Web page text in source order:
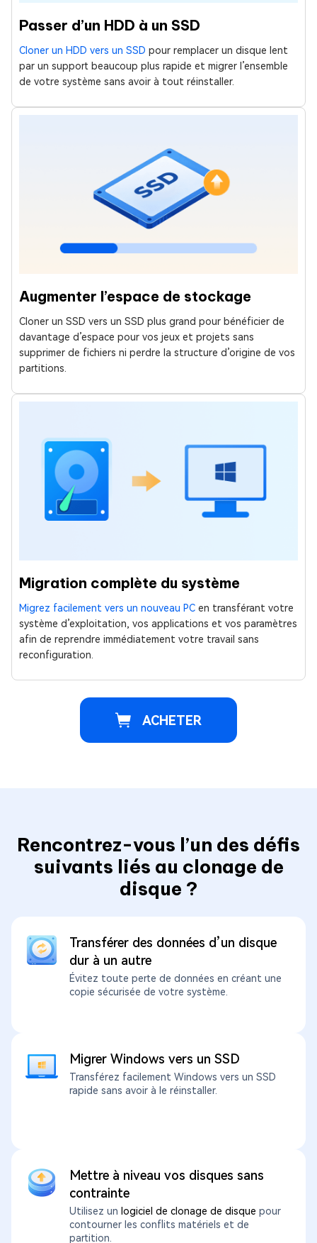
Passer d’un HDD à un SSD
Cloner un HDD vers un SSD pour remplacer un disque lent
par un support beaucoup plus rapide et migrer l’ensemble
de votre système sans avoir à tout réinstaller.
Augmenter l’espace de stockage
Cloner un SSD vers un SSD plus grand pour bénéficier de
davantage d’espace pour vos jeux et projets sans
supprimer de fichiers ni perdre la structure d’origine de vos
partitions.
Migration complète du système
Migrez facilement vers un nouveau PC en transférant votre
système d’exploitation, vos applications et vos paramètres
afin de reprendre immédiatement votre travail sans
reconfiguration.
ACHETER
Rencontrez-vous l’un des défis
suivants liés au clonage de
disque ?
Transférer des données d’un disque
dur à un autre
Évitez toute perte de données en créant une
copie sécurisée de votre système.
Migrer Windows vers un SSD
Transférez facilement Windows vers un SSD
rapide sans avoir à le réinstaller.
Mettre à niveau vos disques sans
contrainte
Utilisez un logiciel de clonage de disque pour
contourner les conflits matériels et de
partition.